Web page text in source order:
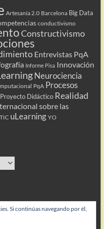
Artesanía 2.0 Barcelona Big Data
conductivismo
Constructivismo
Entrevistas PqA
Informe Pisa Innovación
Neurociencia
PqA Procesos
Proyecto Didáctico Realidad
sobre las
TIC uLearning YO
Si continúas navegando por él,